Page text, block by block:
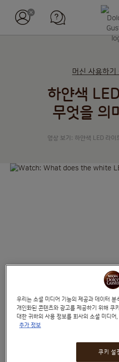
머신 사용하기
하얀색
무엇을 의
영상 보기: 하얀색 LED 라이
커피 캡슐은 정교한 기술을 품
우리는 소셜 미디어 기능의 제공과 데이터
개인화된 콘텐츠와 광고를 제공하기 위해 쿠
대한 귀하의 사용 정보를 회사의 소셜 미디
추가 정보
쿠키 설